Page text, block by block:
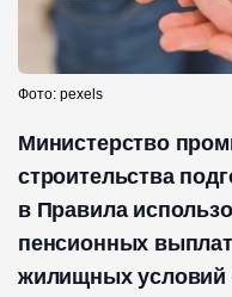
Фото: pexels
Министерство
строительства
в Правила
пенсионных
жилищных условий